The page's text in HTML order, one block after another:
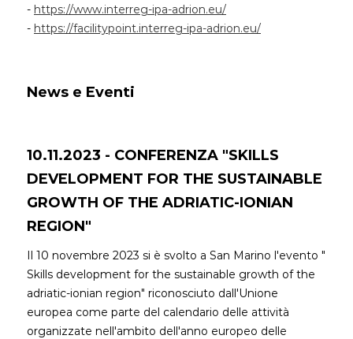
- https://www.interreg-ipa-adrion.eu/
- https://facilitypoint.interreg-ipa-adrion.eu/
News e Eventi
10.11.2023 - CONFERENZA "SKILLS
DEVELOPMENT FOR THE SUSTAINABLE
GROWTH OF THE ADRIATIC-IONIAN
REGION"
Il 10 novembre 2023 si è svolto a San Marino l'evento "
Skills development for the sustainable growth of the
adriatic-ionian region" riconosciuto dall'Unione
europea come parte del calendario delle attività
organizzate nell'ambito dell'anno europeo delle